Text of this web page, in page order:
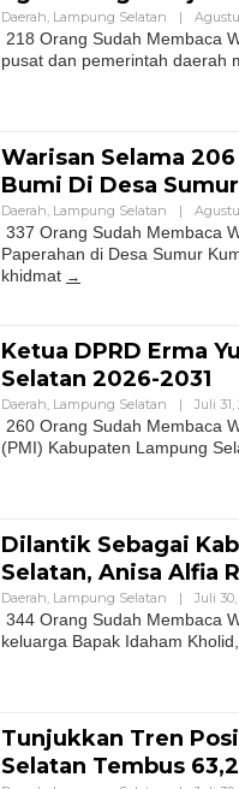
Daerah Lampung Selatan |
218 Orang Sudah Membaca
pusat dan pemerintah daerah
Warisan Selama
Bumi Di Desa
Daerah Lampung Selatan |
337 Orang Sudah Membaca
Paperahan di Desa Sumur
khidmat
Ketua DPRD Erma
Selatan 2026-2031
Daerah Lampung Selatan | Juli 31,
260 Orang Sudah Membaca
(PMI) Kabupaten Lampung
Dilantik Sebagai
Selatan, Anisa Alfia
Daerah Lampung Selatan | Juli
344 Orang Sudah Membaca
keluarga Bapak Idaham
Tunjukkan Tren
Selatan Tembus